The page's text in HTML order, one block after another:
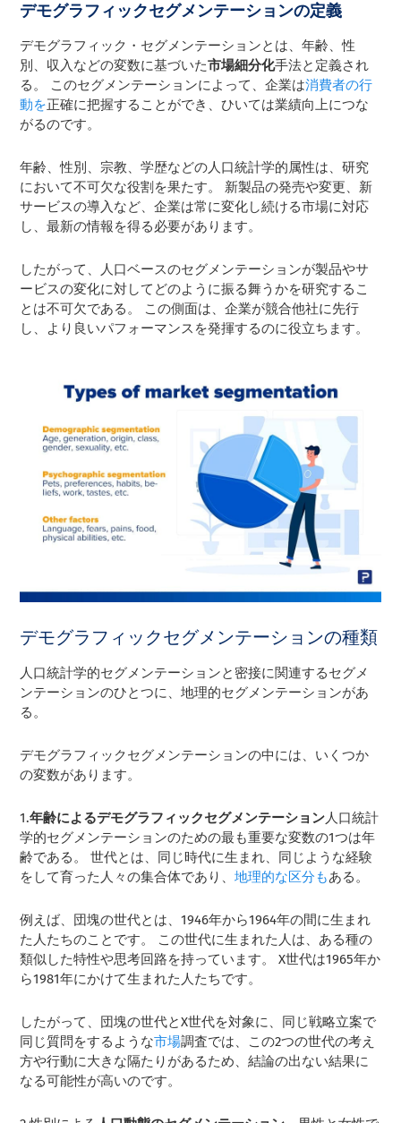
デモグラフィックセグメンテーションの定義
デモグラフィック・セグメンテーションとは、年齢、性
別、収入などの変数に基づいた市場細分化手法と定義され
る。 このセグメンテーションによって、企業は消費者の行
動を正確に把握することができ、ひいては業績向上につな
がるのです。
年齢、性別、宗教、学歴などの人口統計学的属性は、研究
において不可欠な役割を果たす。 新製品の発売や変更、新
サービスの導入など、企業は常に変化し続ける市場に対応
し、最新の情報を得る必要があります。
したがって、人口ベースのセグメンテーションが製品やサ
ービスの変化に対してどのように振る舞うかを研究するこ
とは不可欠である。 この側面は、企業が競合他社に先行
し、より良いパフォーマンスを発揮するのに役立ちます。
デモグラフィックセグメンテーションの種類
人口統計学的セグメンテーションと密接に関連するセグメ
ンテーションのひとつに、地理的セグメンテーションがあ
る。
デモグラフィックセグメンテーションの中には、いくつか
の変数があります。
1.年齢によるデモグラフィックセグメンテーション人口統計
学的セグメンテーションのための最も重要な変数の1つは年
齢である。 世代とは、同じ時代に生まれ、同じような経験
をして育った人々の集合体であり、地理的な区分もある。
例えば、団塊の世代とは、1946年から1964年の間に生まれ
た人たちのことです。 この世代に生まれた人は、ある種の
類似した特性や思考回路を持っています。 X世代は1965年か
ら1981年にかけて生まれた人たちです。
したがって、団塊の世代とX世代を対象に、同じ戦略立案で
同じ質問をするような市場調査では、この2つの世代の考え
方や行動に大きな隔たりがあるため、結論の出ない結果に
なる可能性が高いのです。